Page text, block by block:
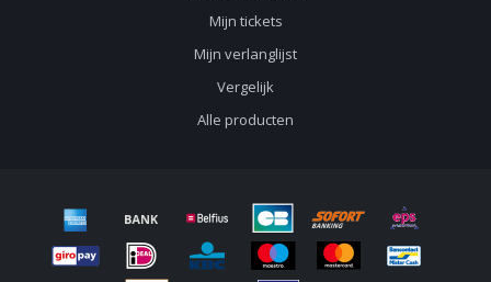
Mijn tickets
Mijn verlanglijst
Vergelijk
Alle producten